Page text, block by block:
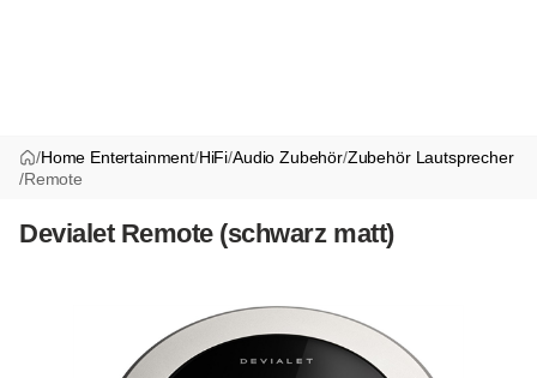
/Home Entertainment/HiFi/Audio Zubehör/Zubehör Lautsprecher
/Remote
Devialet Remote (schwarz matt)